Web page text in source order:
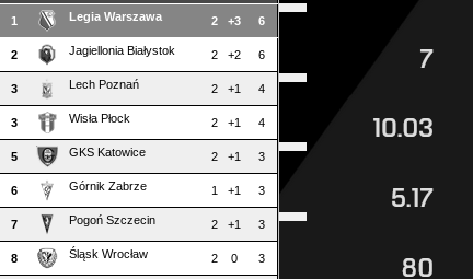
1 Legia Warszawa 2 +3 6
2 Jagiellonia Białystok 2 +2 6
3 Lech Poznań 2 +1 4
3 Wisła Płock 2 +1 4
5 GKS Katowice 2 +1 3
6 Górnik Zabrze 1 +1 3
7 Pogoń Szczecin 2 +1 3
8 Śląsk Wrocław 2 0 3